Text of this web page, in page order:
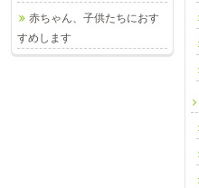
赤ちゃん、子供たちにおす
すめします